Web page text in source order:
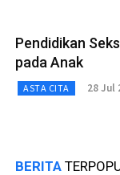
Pendidikan
pada Anak
ASTA CITA 28 Jul
BERITA